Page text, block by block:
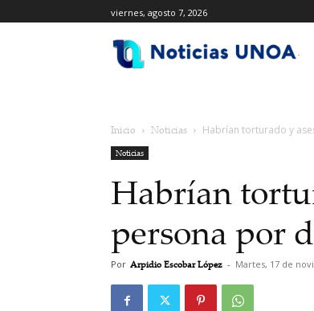
viernes, agosto 7, 2026
Inicio Noticias Habrían torturado y
Noticias
Habrían
persona por
Por Arpidio Escobar López - Martes, 17 de